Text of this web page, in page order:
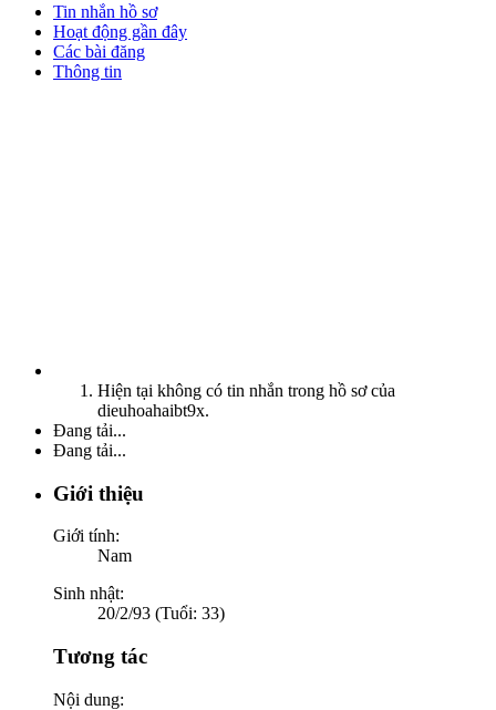
Tin nhắn hồ sơ
Hoạt động gần đây
Các bài đăng
Thông tin
Hiện tại không có tin nhắn trong hồ sơ của
dieuhoahaibt9x.
Đang tải...
Đang tải...
Giới thiệu
Giới tính:
Nam
Sinh nhật:
20/2/93 (Tuổi: 33)
Tương tác
Nội dung: